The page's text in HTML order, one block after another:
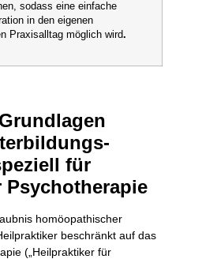
sodass eine einfache
in den eigenen
Praxisalltag möglich wird.
für
Psychotherapie
homöopathischer
beschränkt auf das
(„Heilpraktiker für